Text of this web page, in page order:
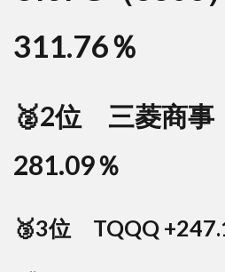
311.76％
🥈2位 三菱商事
281.09％
🥉3位 TQQQ